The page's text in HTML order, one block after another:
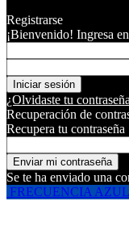
Registrarse
¡Bienvenido! Ingresa
¿Olvidaste tu
Recuperación de
Recupera tu contraseña
Se te ha enviado una
FRECUENCIA AZUL